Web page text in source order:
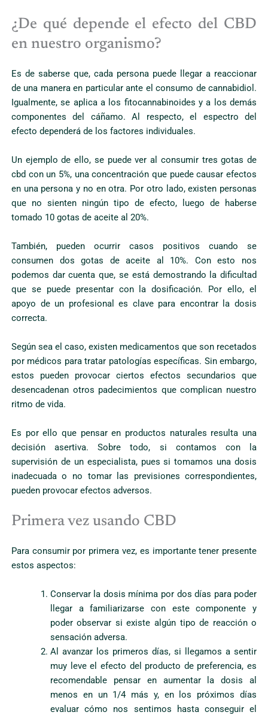
¿De qué depende el efecto del CBD
en nuestro organismo?
Es de saberse que, cada persona puede llegar a reaccionar
de una manera en particular ante el consumo de cannabidiol.
Igualmente, se aplica a los fitocannabinoides y a los demás
componentes del cáñamo. Al respecto, el espectro del
efecto dependerá de los factores individuales.
Un ejemplo de ello, se puede ver al consumir tres gotas de
cbd con un 5%, una concentración que puede causar efectos
en una persona y no en otra. Por otro lado, existen personas
que no sienten ningún tipo de efecto, luego de haberse
tomado 10 gotas de aceite al 20%.
También, pueden ocurrir casos positivos cuando se
consumen dos gotas de aceite al 10%. Con esto nos
podemos dar cuenta que, se está demostrando la dificultad
que se puede presentar con la dosificación. Por ello, el
apoyo de un profesional es clave para encontrar la dosis
correcta.
Según sea el caso, existen medicamentos que son recetados
por médicos para tratar patologías específicas. Sin embargo,
estos pueden provocar ciertos efectos secundarios que
desencadenan otros padecimientos que complican nuestro
ritmo de vida.
Es por ello que pensar en productos naturales resulta una
decisión asertiva. Sobre todo, si contamos con la
supervisión de un especialista, pues si tomamos una dosis
inadecuada o no tomar las previsiones correspondientes,
pueden provocar efectos adversos.
Primera vez usando CBD
Para consumir por primera vez, es importante tener presente
estos aspectos:
Conservar la dosis mínima por dos días para poder
llegar a familiarizarse con este componente y
poder observar si existe algún tipo de reacción o
sensación adversa.
Al avanzar los primeros días, si llegamos a sentir
muy leve el efecto del producto de preferencia, es
recomendable pensar en aumentar la dosis al
menos en un 1/4 más y, en los próximos días
evaluar cómo nos sentimos hasta conseguir el